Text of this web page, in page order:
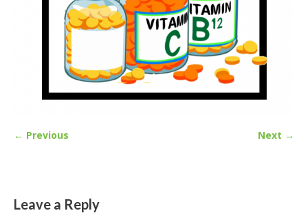
← Previous Next →
Leave a Reply